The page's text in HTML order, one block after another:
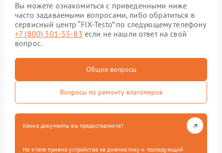
Вы можете ознакомиться с приведенными ниже
часто задаваемыми вопросами, либо обратиться в
сервисный центр “FIX-Testo” по следующему телефону
+7 (800) 301-55-83 если не нашли ответ на свой
вопрос.
Общие вопросы
Вопросы по ремонту влагомеров
Какие документы вы предоставляете?
На этапе приема устройства на диагностику и последующий